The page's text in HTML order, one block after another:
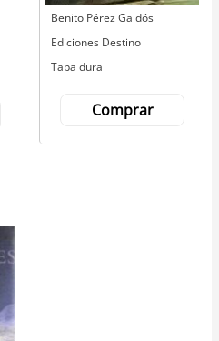
Autor
Benito Pérez Galdós
Editorial
Ediciones Destino
Tapa dura
Comprar